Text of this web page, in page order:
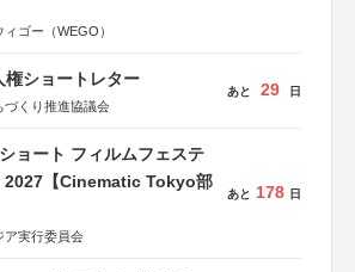
ゴー（WEGO）
権ショートレター
づくり推進協議会
あと 29 日
ョート フィルムフェステ
2027【Cinematic Tokyo部
ア実行委員会
あと 178 日